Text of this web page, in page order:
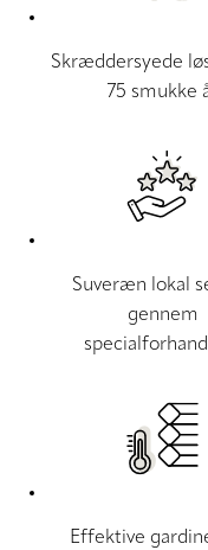
Skræddersyede
75 smukke
Suveræn lokal
gennem
Effektive